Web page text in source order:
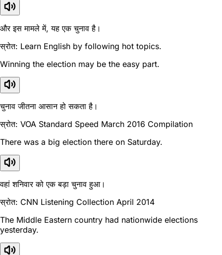
और इस मामले में, यह एक चुनाव है।
स्रोत: Learn English by following hot topics.
Winning the election may be the easy part.
चुनाव जीतना आसान हो सकता है।
स्रोत: VOA Standard Speed March 2016 Compilation
There was a big election there on Saturday.
वहां शनिवार को एक बड़ा चुनाव हुआ।
स्रोत: CNN Listening Collection April 2014
The Middle Eastern country had nationwide elections
yesterday.